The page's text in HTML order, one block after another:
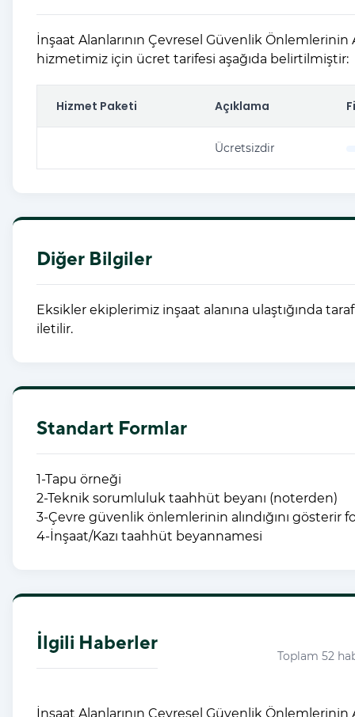
İnşaat Alanlarının Çevresel Güvenlik Önlemlerinin
hizmetimiz için ücret tarifesi aşağıda belirtilmiştir:
Hizmet Paketi Açıklama
Ücretsizdir
Diğer Bilgiler
Eksikler ekiplerimiz inşaat alanına ulaştığında
iletilir.
Standart Formlar
1-Tapu örneği
2-Teknik sorumluluk taahhüt beyanı (noterden)
3-Çevre güvenlik önlemlerinin alındığını gösterir
4-İnşaat/Kazı taahhüt beyannamesi
İlgili Haberler
Toplam 52
İnşaat Alanlarının Çevresel Güvenlik Önlemlerinin